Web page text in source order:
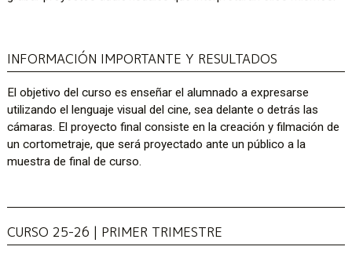
INFORMACIÓN IMPORTANTE Y RESULTADOS
El objetivo del curso es enseñar el alumnado a expresarse
utilizando el lenguaje visual del cine, sea delante o detrás las
cámaras. El proyecto final consiste en la creación y filmación de
un cortometraje, que será proyectado ante un público a la
muestra de final de curso.
CURSO 25-26 | PRIMER TRIMESTRE